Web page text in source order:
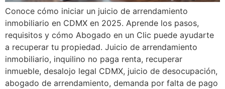
Conoce cómo iniciar un juicio de arrendamiento
inmobiliario en CDMX en 2025. Aprende los pasos,
requisitos y cómo Abogado en un Clic puede ayudarte
a recuperar tu propiedad. Juicio de arrendamiento
inmobiliario, inquilino no paga renta, recuperar
inmueble, desalojo legal CDMX, juicio de desocupación,
abogado de arrendamiento, demanda por falta de pago